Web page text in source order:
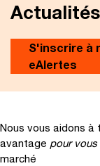
S'inscrire à
eAlertes
Nous vous aidons
avantage pour
marché